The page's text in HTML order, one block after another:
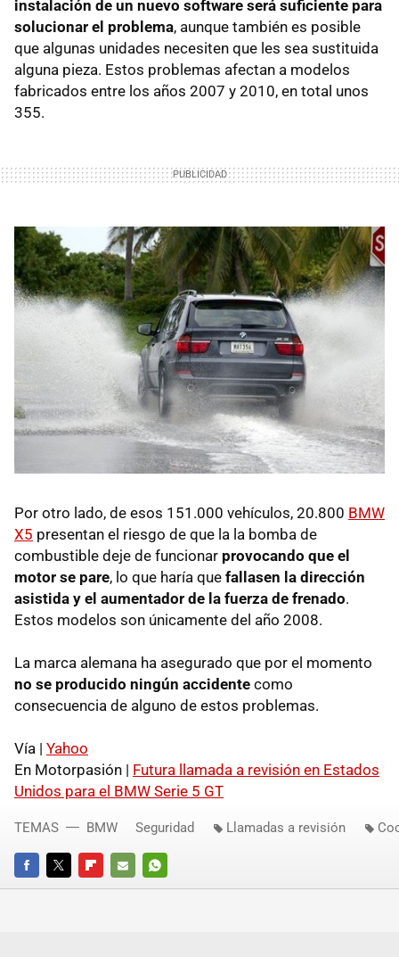
instalación de un nuevo software será suficiente para
solucionar el problema, aunque también es posible
que algunas unidades necesiten que les sea sustituida
alguna pieza. Estos problemas afectan a modelos
fabricados entre los años 2007 y 2010, en total unos
355.
Por otro lado, de esos 151.000 vehículos, 20.800 BMW
X5 presentan el riesgo de que la la bomba de
combustible deje de funcionar provocando que el
motor se pare, lo que haría que fallasen la dirección
asistida y el aumentador de la fuerza de frenado.
Estos modelos son únicamente del año 2008.
La marca alemana ha asegurado que por el momento
no se producido ningún accidente como
consecuencia de alguno de estos problemas.
Vía | Yahoo
En Motorpasión | Futura llamada a revisión en Estados
Unidos para el BMW Serie 5 GT
FACEBOOKTWITTERFLIPBOARD
E-
WHATSAPP
TEMAS BMW Seguridad Llamadas a revisión